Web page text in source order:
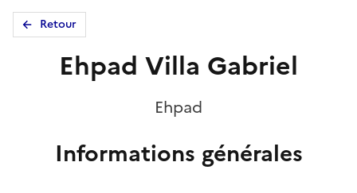
Retour
Ehpad Villa Gabriel
Ehpad
Informations générales